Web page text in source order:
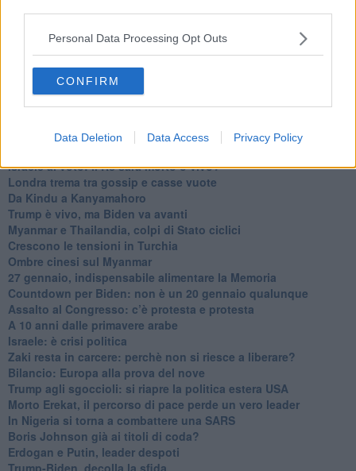
Personal Data Processing Opt Outs
CONFIRM
Data Deletion Data Access Privacy Policy
In Medioriente non ci sono favole, solo realtà
Biden chiama ma Netanyahu non risponde
Niente di nuovo in Medioriente
La forza di Boris Johnson
Richiami neo ottomani, la Francia guarda sospetta
Israele al voto: il Re sarà morto o vivo?
Londra trema tra gossip e casse vuote
Da Kindu a Kanyamahoro
Trump è vivo, ma Biden va avanti
Myanmar e Thailandia, colpi di Stato ciclici
Crescono le tensioni in Turchia
Ombre cinesi sul Myanmar
27 gennaio, indispensabile alimentare la Memoria
Countdown per Biden: non è un 20 gennaio qualunque
Assalto al Congresso: c’è protesta e protesta
A 10 anni dalle primavere arabe
Israele: è crisi politica
Zaki resta in carcere: perchè non si riesce a liberare?
Bilancio: Europa alla prova del nove
Trump agli sgoccioli: si riapre la politica estera USA
Morto Erekat, il percorso di pace perde un vero leader
In Nigeria si torna a combattere una SARS
Boris Johnson già ai titoli di coda?
Erdogan e Putin, leader despoti
Trump-Biden, decolla la sfida